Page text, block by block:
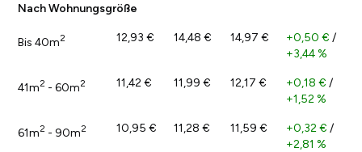
Nach Wohnungsgröße
Bis 40m2 12,93 € 14,48 € 14,97 € +0,50 € /
+3,44 %
41m2 - 60m2 11,42 € 11,99 € 12,17 € +0,18 € /
+1,52 %
61m2 - 90m2 10,95 € 11,28 € 11,59 € +0,32 € /
+2,81 %